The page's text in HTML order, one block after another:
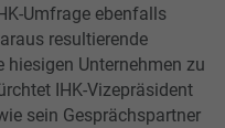
Umfrage ebenfalls
resultierende
Unternehmen zu
IHK-Vizepräsident
sein Gesprächspartner